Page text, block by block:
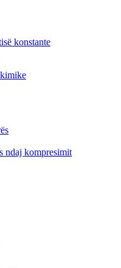
konstante
ndaj kompresimit